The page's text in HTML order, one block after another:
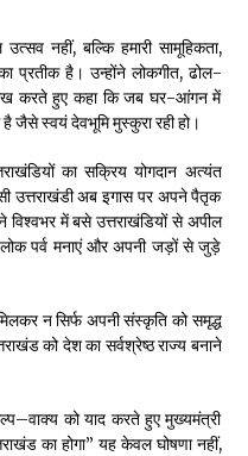
नहीं, बल्कि हमारी सामूहिकता,
प्रतीक है। उन्होंने लोकगीत, ढोल-
करते हुए कहा कि जब घर-आंगन में
जैसे स्वयं देवभूमि मुस्कुरा रही हो।
का सक्रिय योगदान अत्यंत
उत्तराखंडी अब इगास पर अपने पैतृक
में बसे उत्तराखंडियों से अपील
लोक पर्व मनाएं और अपनी जड़ों से जुड़े
न सिर्फ अपनी संस्कृति को समृद्ध
को देश का सर्वश्रेष्ठ राज्य बनाने
को याद करते हुए मुख्यमंत्री
का होगा” यह केवल घोषणा नहीं,